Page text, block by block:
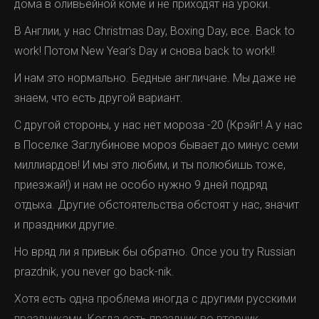
Вот она, красавица.
И знаете что? Диск заработал! И мне даже
показалось, что спросил меня: а ты чего это так
оказался... безнадёжно битым.
дома в оливьейной коме и не приходят на уроки.
В Англии, у нас Christmas Day, Boxing Day, все. Back to
work! Потом New Year's Day и снова back to work!!
И нам это нормально. Бедные англичане. Мы даже не
знаем, что есть другой вариант.
С другой стороны, у нас нет мороза -20 (Крэйг! А у нас
в Поселке Заглубинове мороз бывает до минус семи
миллиардов! И мы это любим, и ты полюбишь тоже,
приезжай!) и нам не особо нужно 9 дней подряд
отдыха. Другие обстоятельства обстоят у нас, значит
и праздники другие.
Но вряд ли я привык бы обратно. Once you try Russian
prazdnik, you never go back-nik.
Хотя есть одна проблема иногда с другими русскими